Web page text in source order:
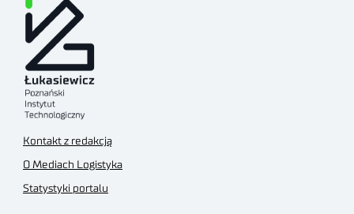
Kontakt z redakcją
O Mediach Logistyka
Statystyki portalu